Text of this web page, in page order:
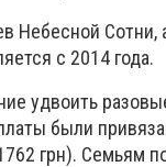
Небесной
с 2014 года.
удвоить
были
грн). Семьям